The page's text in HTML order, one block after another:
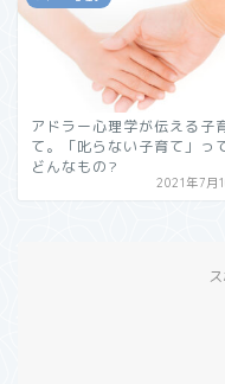
アドラー心理学が伝える子
て。「叱らない子育て」っ
どんなもの?
2021年7月